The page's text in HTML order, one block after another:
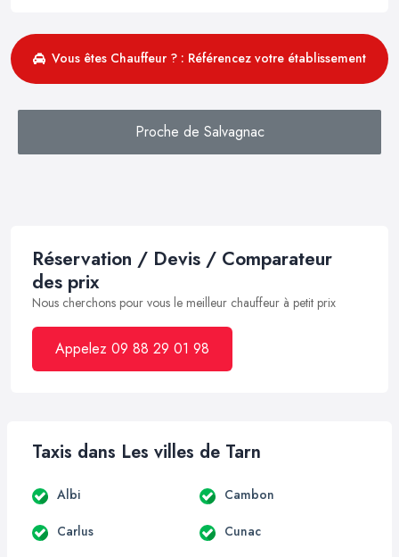
Vous êtes Chauffeur ? : Référencez votre établissement
Proche de Salvagnac
Réservation / Devis / Comparateur
des prix
Nous cherchons pour vous le meilleur chauffeur à petit prix
Appelez 09 88 29 01 98
Taxis dans Les villes de Tarn
Albi Cambon
Carlus Cunac